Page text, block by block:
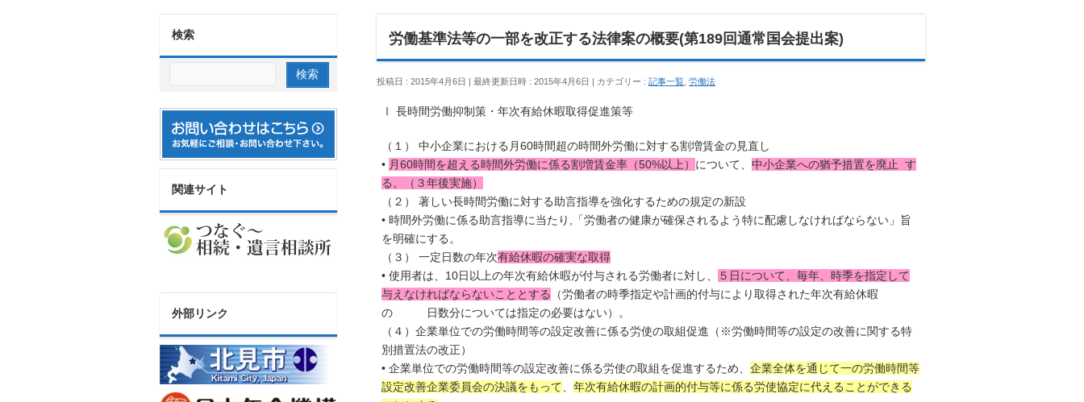
労働基準法等の一部を改正する法律案の概要(第189回通常国会提出案)
投稿日 : 2015年4月6日 最終更新日時 : 2015年4月6日 カテゴリー : 記事一覧 労働法
Ⅰ 長時間労働抑制策・年次有給休暇取得促進策等
（１） 中小企業における月60時間超の時間外労働に対する割増賃金の見直し
• 月60時間を超える時間外労働に係る割増賃金率（50%以上） について、 中小企業への猶予措置を廃止 す
る。（３年後実施）
（２） 著しい長時間労働に対する助言指導を強化するための規定の新設
• 時間外労働に係る助言指導に当たり,「労働者の健康が確保されるよう特に配慮しなければならない」旨
を明確にする。
（３） 一定日数の年次有給休暇の確実な取得
• 使用者は、10日以上の年次有給休暇が付与される労働者に対し、
５日について、毎年、時季を指定して
与えなければならないこととする
（労働者の時季指定や計画的付与により取得された年次有給休暇
の 日数分については指定の必要はない）。
（４）企業単位での労働時間等の設定改善に係る労使の取組促進（※労働時間等の設定の改善に関する特
別措置法の改正）
• 企業単位での労働時間等の設定改善に係る労使の取組を促進するため、 企業全体を通じて一の労働時間等
設定改善企業委員会の決議をもって
年次有給休暇の計画的付与等に係る労使協定に代えることができる
検索
関連サイト
外部リンク